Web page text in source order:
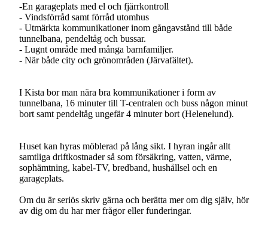
-En garageplats med el och fjärrkontroll
- Vindsförråd samt förråd utomhus
- Utmärkta kommunikationer inom gångavstånd till både
tunnelbana, pendeltåg och bussar.
- Lugnt område med många barnfamiljer.
- När både city och grönområden (Järvafältet).
I Kista bor man nära bra kommunikationer i form av
tunnelbana, 16 minuter till T-centralen och buss någon minut
bort samt pendeltåg ungefär 4 minuter bort (Helenelund).
Huset kan hyras möblerad på lång sikt. I hyran ingår allt
samtliga driftkostnader så som försäkring, vatten, värme,
sophämtning, kabel-TV, bredband, hushållsel och en
garageplats.
Om du är seriös skriv gärna och berätta mer om dig själv, hör
av dig om du har mer frågor eller funderingar.